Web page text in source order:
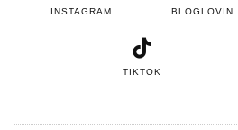
INSTAGRAM BLOGLOVIN
TIKTOK